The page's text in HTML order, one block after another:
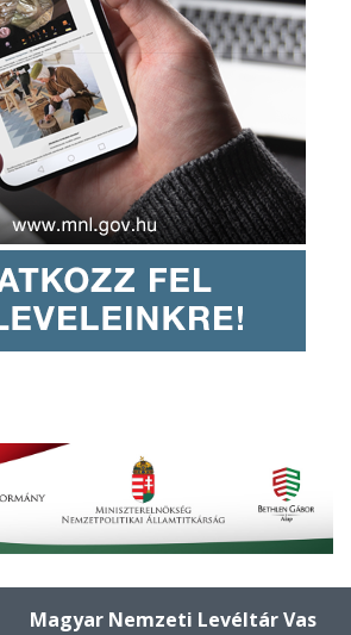
Magyar Nemzeti Levéltár Vas